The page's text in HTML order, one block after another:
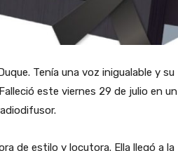
Tenía una voz inigualable y su
este viernes 29 de julio en un
de estilo y locutora. Ella llegó a la